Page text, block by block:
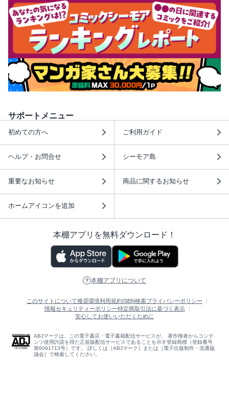
サポートメニュー
初めての方へ ご利用ガイド
ヘルプ・お問合せ シーモア島
重要なお知らせ 商品に関するお知らせ
ホームアイコンを追加
本棚アプリを無料ダウンロード！
本棚アプリについて
このサイトについて推奨環境利用規約 ISBN検索プライバシーポリシー
情報セキュリティーポリシー特定商取引法に基づく表示
安心してお使いいただくために
ABJマークは、この電子書店・電子書籍配信サービスが、 著作権者からコンテ
ンツ使用許諾を得た正規版配信サービスであることを示す登録商標（登録番号
第6091713号）です。 詳しくは［ABJマーク］または［電子出版制作・流通協
議会］で検索してください。